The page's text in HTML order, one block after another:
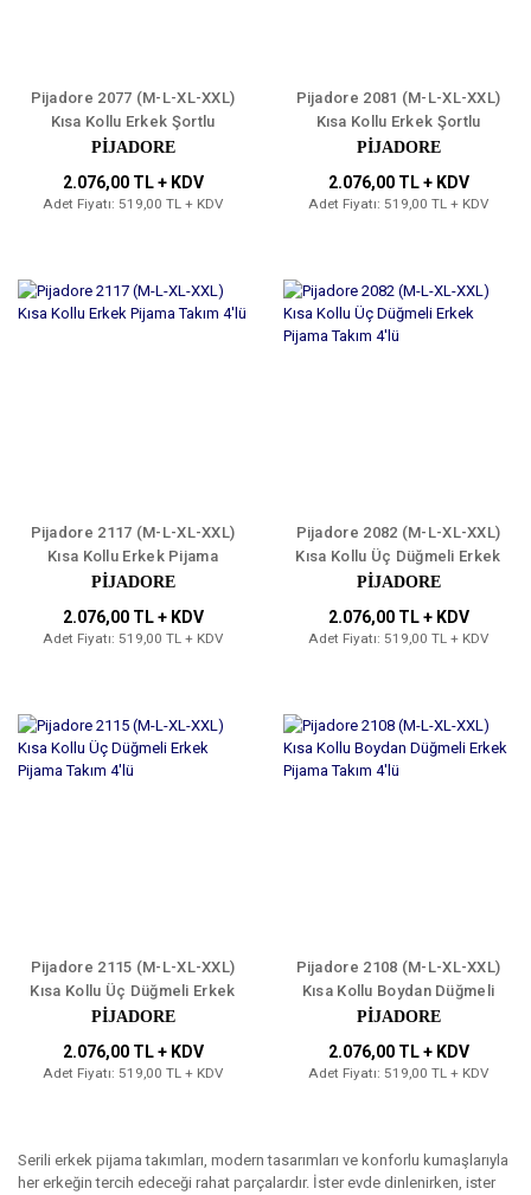
Pijadore 2077 (M-L-XL-XXL)
Kısa Kollu Erkek Şortlu
Takım 4'lü
PİJADORE
2.076,00 TL + KDV
Adet Fiyatı: 519,00 TL + KDV
Pijadore 2081 (M-L-XL-XXL)
Kısa Kollu Erkek Şortlu
Takım 4'lü
PİJADORE
2.076,00 TL + KDV
Adet Fiyatı: 519,00 TL + KDV
Pijadore 2117 (M-L-XL-XXL)
Kısa Kollu Erkek Pijama
Takım 4'lü
PİJADORE
2.076,00 TL + KDV
Adet Fiyatı: 519,00 TL + KDV
Pijadore 2082 (M-L-XL-XXL)
Kısa Kollu Üç Düğmeli Erkek
Pijama Takım 4'lü
PİJADORE
2.076,00 TL + KDV
Adet Fiyatı: 519,00 TL + KDV
Pijadore 2115 (M-L-XL-XXL)
Kısa Kollu Üç Düğmeli Erkek
Pijama Takım 4'lü
PİJADORE
2.076,00 TL + KDV
Adet Fiyatı: 519,00 TL + KDV
Pijadore 2108 (M-L-XL-XXL)
Kısa Kollu Boydan Düğmeli
Erkek Pijama Takım 4'lü
PİJADORE
2.076,00 TL + KDV
Adet Fiyatı: 519,00 TL + KDV
Serili erkek pijama takımları, modern tasarımları ve konforlu kumaşlarıyla
her erkeğin tercih edeceği rahat parçalardır. İster evde dinlenirken, ister